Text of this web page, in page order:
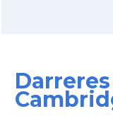
CAMON